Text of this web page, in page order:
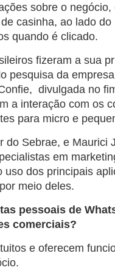
sobre o negócio,
casinha, ao lado
quando é clicado.
fizeram a sua
pesquisa da
divulgada no
a interação com os
para micro e
do Sebrae, e Maurici
em
uso dos principais
meio deles.
pessoais de
comerciais?
e oferecem